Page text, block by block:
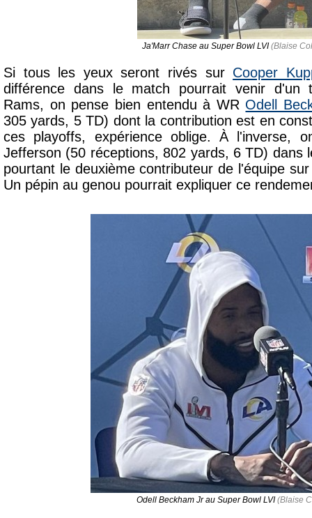
Ja'Marr Chase au Super Bowl LVI(Blaise
Si tous les yeux seront rivés sur Cooper
différence dans le match pourrait venir d'un
Rams, on pense bien entendu à WR Odell
305 yards, 5 TD) dont la contribution est en
ces playoffs, expérience oblige. À l'inverse,
Jefferson (50 réceptions, 802 yards, 6 TD) dans
pourtant le deuxième contributeur de l'équipe
Un pépin au genou pourrait expliquer ce
Odell Beckham Jr au Super Bowl LVI(Blaise